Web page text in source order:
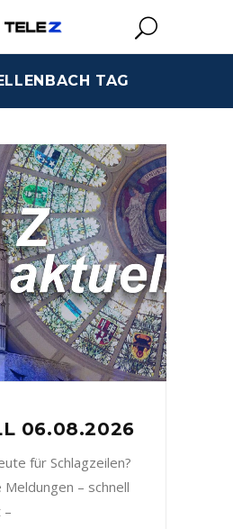
TAG
06.08.2026
für Schlagzeilen?
– schnell
–